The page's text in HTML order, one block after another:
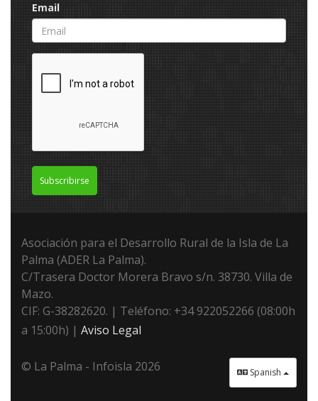
Email
Subscribirse
Asociación para el Desarrollo Rural de la Isla de La
Palma (ADER La Palma).
C/Trasera Doctor Morera Bravo s/n. 38730. Villa de
Mazo.
CIF: G-38282620. | Teléfono: +34 922052266 (08:00h
a 15:00h) | Aviso Legal
Spanish
© La Palma - Infoisla 2026